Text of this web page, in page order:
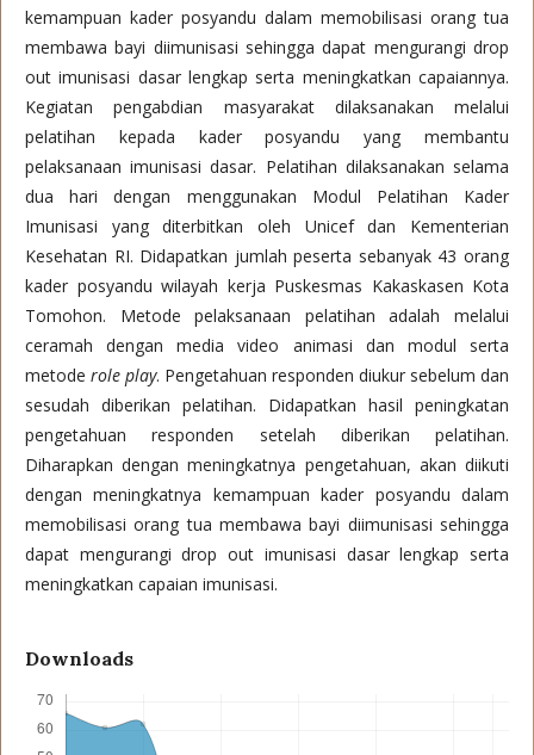
kemampuan kader posyandu dalam memobilisasi orang tua
membawa bayi diimunisasi sehingga dapat mengurangi drop
out imunisasi dasar lengkap serta meningkatkan capaiannya.
Kegiatan pengabdian masyarakat dilaksanakan melalui
pelatihan kepada kader posyandu yang membantu
pelaksanaan imunisasi dasar. Pelatihan dilaksanakan selama
dua hari dengan menggunakan Modul Pelatihan Kader
Imunisasi yang diterbitkan oleh Unicef dan Kementerian
Kesehatan RI. Didapatkan jumlah peserta sebanyak 43 orang
kader posyandu wilayah kerja Puskesmas Kakaskasen Kota
Tomohon. Metode pelaksanaan pelatihan adalah melalui
ceramah dengan media video animasi dan modul serta
metode role play. Pengetahuan responden diukur sebelum dan
sesudah diberikan pelatihan. Didapatkan hasil peningkatan
pengetahuan responden setelah diberikan pelatihan.
Diharapkan dengan meningkatnya pengetahuan, akan diikuti
dengan meningkatnya kemampuan kader posyandu dalam
memobilisasi orang tua membawa bayi diimunisasi sehingga
dapat mengurangi drop out imunisasi dasar lengkap serta
meningkatkan capaian imunisasi.
Downloads